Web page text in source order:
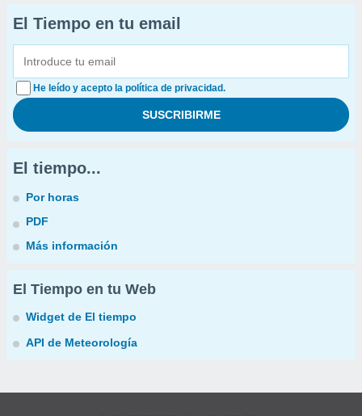
El Tiempo en tu email
He leído y acepto la política de privacidad.
El tiempo...
Por horas
PDF
Más información
El Tiempo en tu Web
Widget de El tiempo
API de Meteorología